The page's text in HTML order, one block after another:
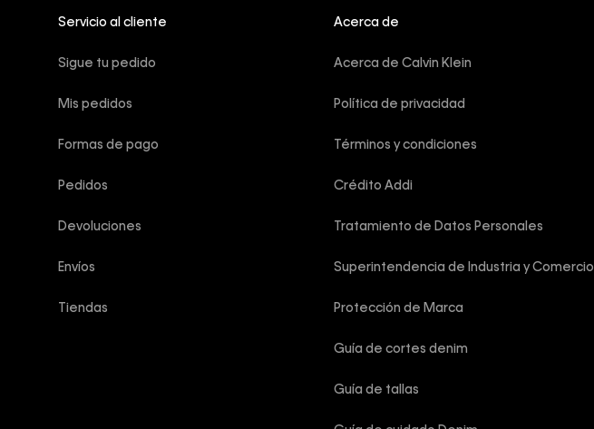
Servicio al cliente
Sigue tu pedido
Mis pedidos
Formas de pago
Pedidos
Devoluciones
Envíos
Tiendas
Acerca de
Acerca de Calvin Klein
Política de privacidad
Términos y condiciones
Crédito Addi
Tratamiento de Datos Personales
Superintendencia de Industria y Comercio
Protección de Marca
Guía de cortes denim
Guía de tallas